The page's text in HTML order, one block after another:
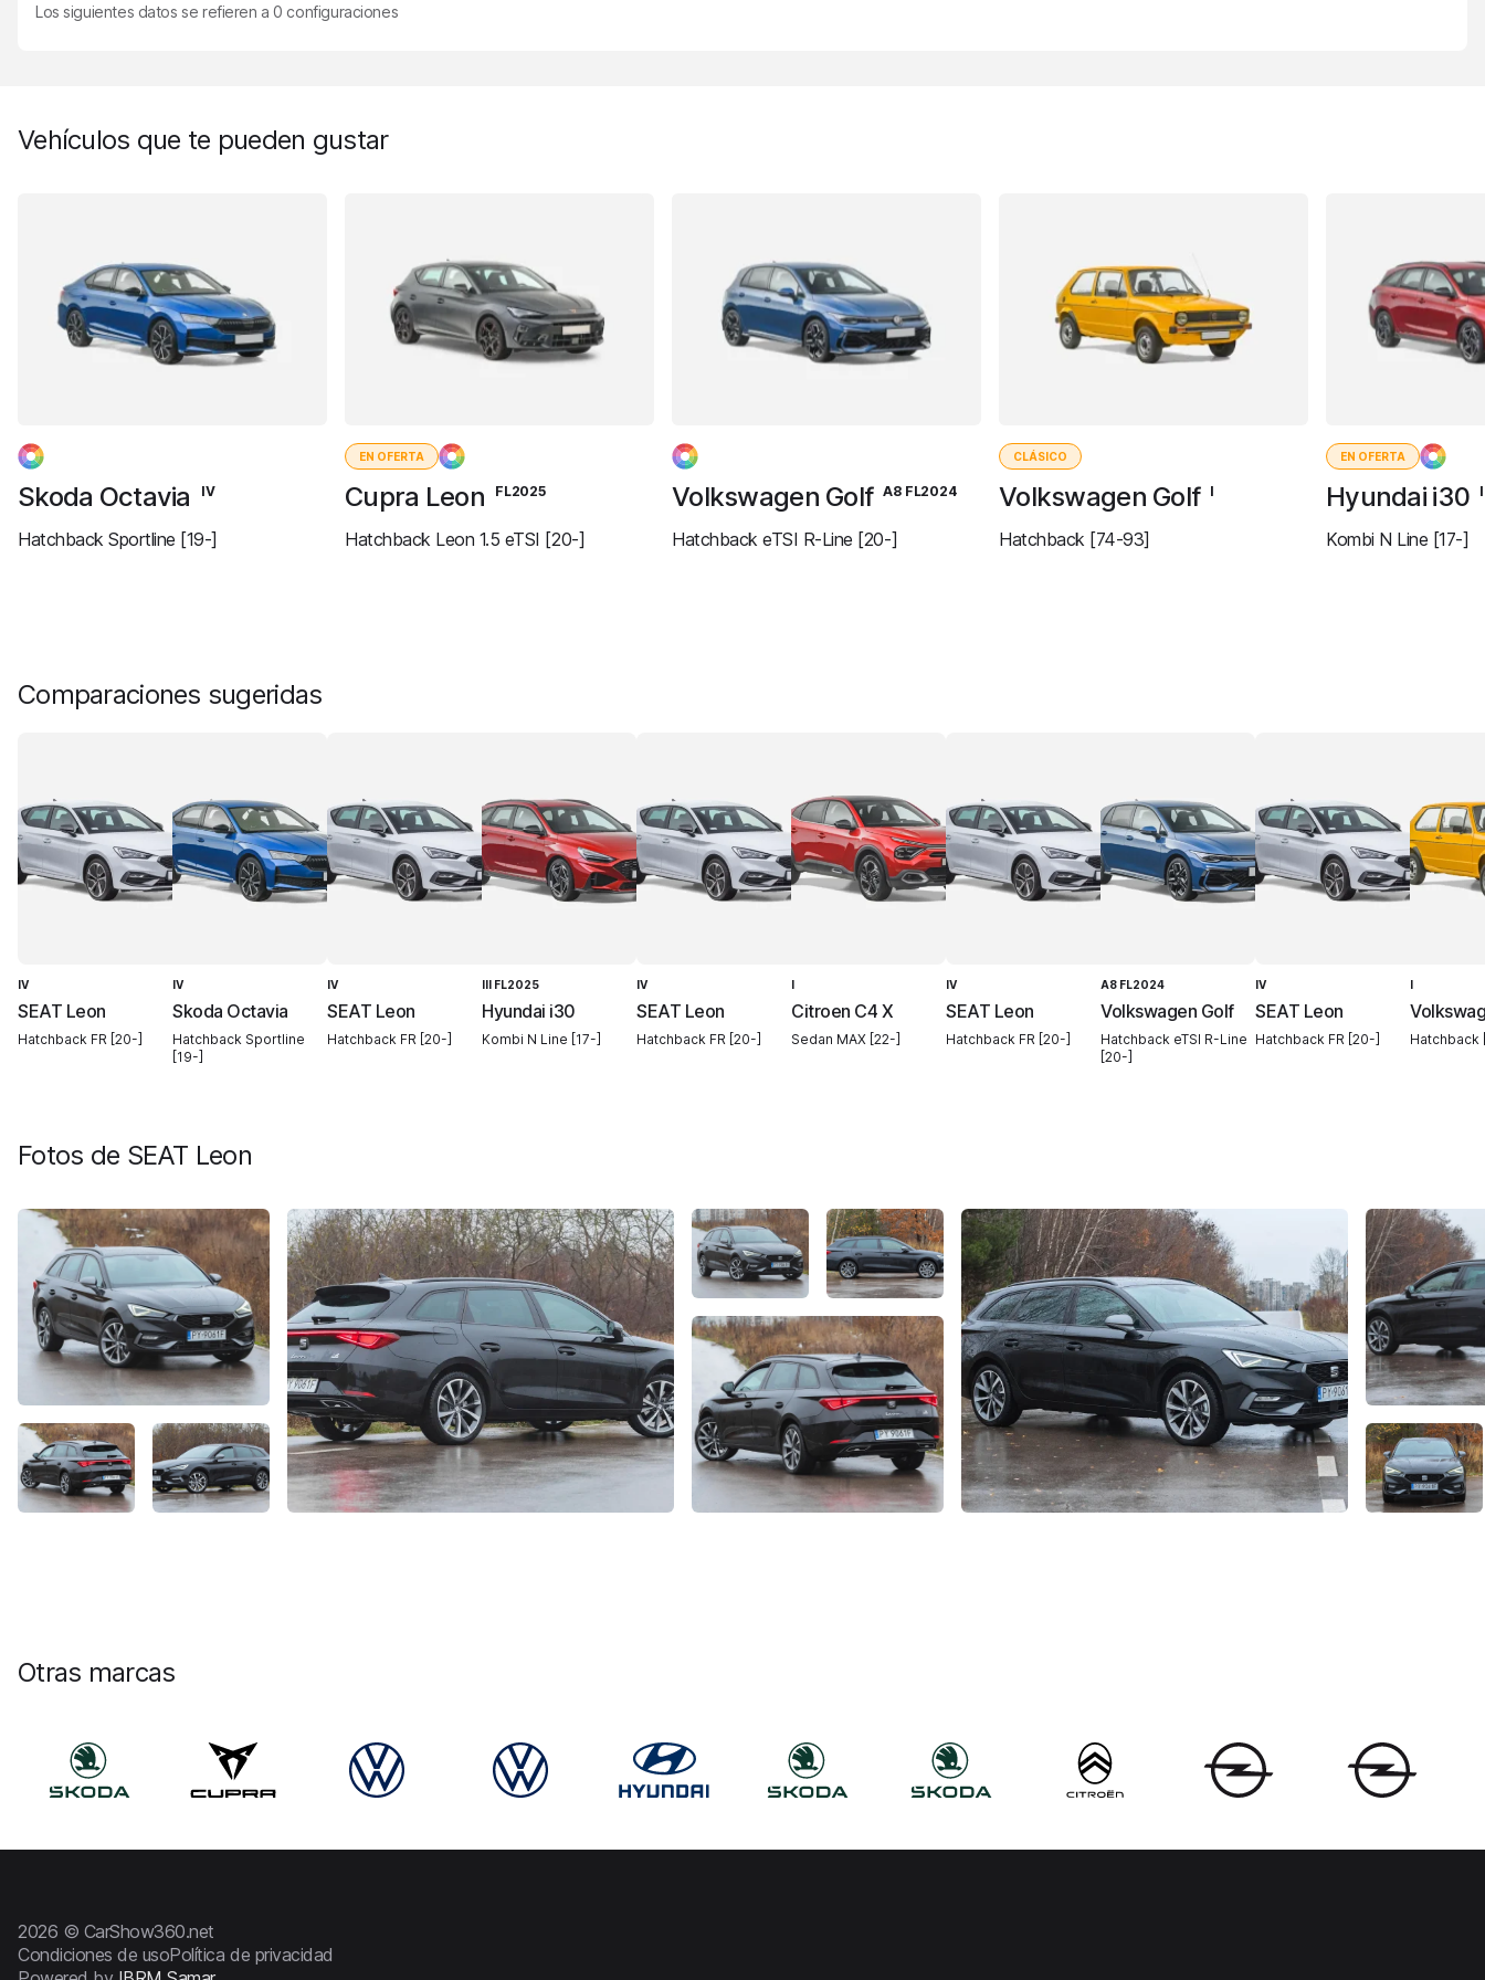
Los siguientes datos se refieren a0 configuraciones
Vehículos que te pueden gustar
Skoda Octavia IV
Hatchback Sportline [19-]
EN OFERTA
Cupra Leon FL2025
Hatchback Leon 1.5 eTSI [20-]
Volkswagen Golf A8 FL2024
Hatchback eTSI R-Line [20-]
CLÁSICO
Volkswagen Golf I
Hatchback [74-93]
EN OFERTA
Hyundai i30
Kombi N Line [17-]
Comparaciones sugeridas
IV
SEAT Leon
Hatchback FR [20-]
IV
Skoda Octavia
Hatchback Sportline
[19-]
IV
SEAT Leon
Hatchback FR [20-]
III FL2025
Hyundai i30
Kombi N Line [17-]
IV
SEAT Leon
Hatchback FR [20-]
I
Citroen C4 X
Sedan MAX [22-]
IV
SEAT Leon
Hatchback FR [20-]
A8 FL2024
Volkswagen Golf
Hatchback eTSI R-Line
[20-]
IV
SEAT Leon
Hatchback FR [20-]
I
Hatchback
Fotos de SEAT Leon
Otras marcas
2026 © CarShow360.net
Condiciones de usoPolítica de privacidad